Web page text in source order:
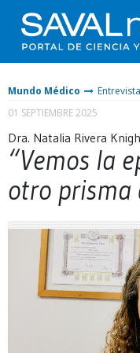
Mundo Médico
01 SEPTIEMBRE 2025
Dra. Natalia Rivera
“Vemos la
otro prisma